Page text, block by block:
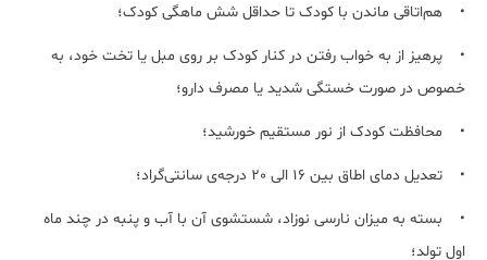
• هم‌اتاقی ماندن با کودک تا حداقل شش ماهگی کودک؛
• پرهیز از به خواب رفتن در کنار کودک بر روی مبل یا تخت خود، به
خصوص در صورت خستگی شدید یا مصرف دارو؛
• محافظت کودک از نور مستقیم خورشید؛
• تعدیل دمای اطاق بین 16 الی 20 درجه‌ی سانتی‌گراد؛
• بسته به میزان نارسی نوزاد، شستشوی آن با آب و پنبه در چند ماه
اول تولد؛